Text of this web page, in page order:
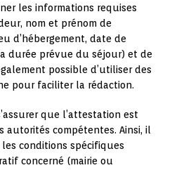
les informations requises
nom et prénom de
d’hébergement, date de
durée prévue du séjour) et de
possible d’utiliser des
pour faciliter la rédaction.
que l’attestation est
autorités compétentes. Ainsi, il
conditions spécifiques
concerné (mairie ou